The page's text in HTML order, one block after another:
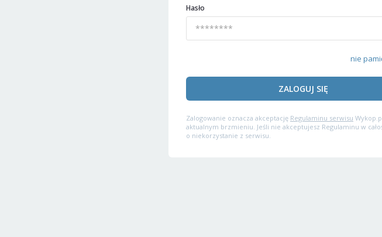
Hasło
nie
ZALOGUJ SIĘ
Zalogowanie oznacza akceptację Regulaminu serwisu
aktualnym brzmieniu. Jeśli nie akceptujesz Regulaminu w
o niekorzystanie z serwisu.